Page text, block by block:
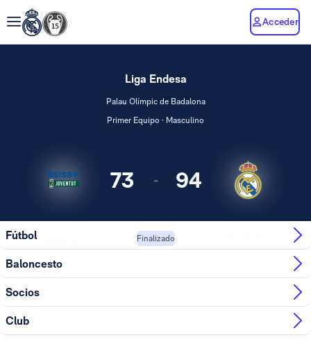
Acceder
Liga Endesa
Palau Olímpic de Badalona
Primer Equipo · Masculino
73 - 94
Finalizado
Fútbol
Baloncesto
Socios
Club